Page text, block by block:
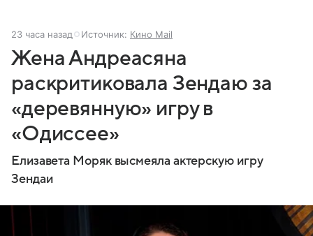
23 часа назад Источник: Кино Mail
Жена Андреасяна
раскритиковала Зендаю за
«деревянную» игру в
«Одиссее»
Елизавета Моряк высмеяла актерскую игру
Зендаи